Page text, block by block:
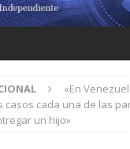
«En
casos cada una de las
un hijo»